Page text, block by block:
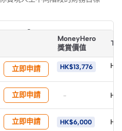
？
MoneyHero
獎賞價值
立即申請 HK$13,776
立即申請 -
立即申請 HK$6,000